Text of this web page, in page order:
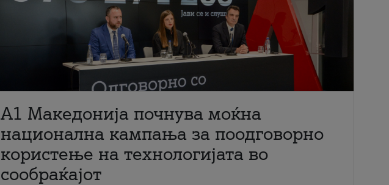
A1 Македонија почнува моќна
национална кампања за поодговорно
користење на технологијата во
сообраќајот